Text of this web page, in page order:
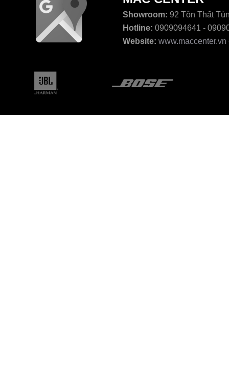
Showroom: 92 Tôn Thất
Hotline: 0909094641 -
Website: www.maccenter.vn